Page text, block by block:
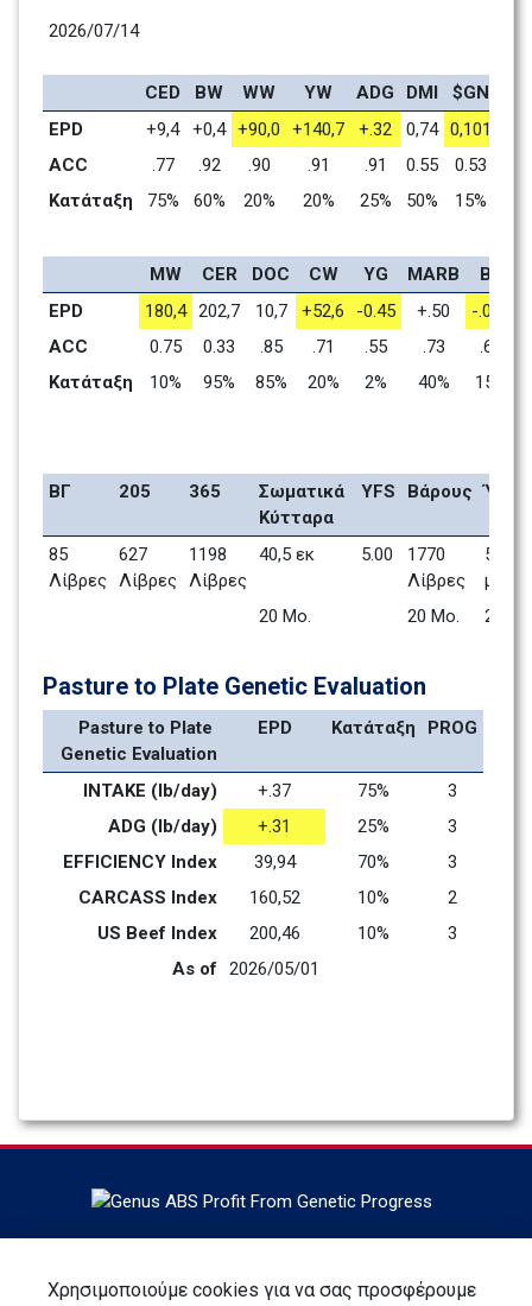
2026/07/14
CED BW WW YW ADG DMI $GN
EPD
+9,4 +0,4 +90,0 +140,7 +.32 0,74 0,101
ACC
.77 .92 .90 .91 .91 0.55 0.53
Κατάταξη
75% 60% 20% 20% 25% 50% 15%
MW CER DOC CW YG MARB BF
EPD
180,4 202,7 10,7 +52,6 -0.45 +.50 -.068
ACC
0.75 0.33 .85 .71 .55 .73
.64
Κατάταξη
10% 95% 85% 20% 2% 40% 15%
ΒΓ 205 365
Σωματικά
Κύτταρα
YFS Βάρους
85
Λίβρες
627
Λίβρες
1198
Λίβρες
40,5 εκ 5.00
1770
Λίβρες
51.50
μέσα
20 Mo.
Pasture to Plate Genetic Evaluation
Pasture to Plate
Genetic Evaluation
EPD Κατάταξη PROG
INTAKE (lb/day) +.37 75%
3
ADG (lb/day)
+.31 25%
3
EFFICIENCY Index
39,94 70%
3
CARCASS Index
160,52 10%
2
US Beef Index
200,46 10%
3
As of
2026/05/01
Χρησιμοποιούμε cookies για να σας προσφέρουμε
παγκόσμιος ηγέτης στη γενετική των βοοειδών, στις